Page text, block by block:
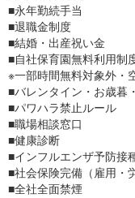
■永年勤続手当
■退職金制度
■結婚・出産祝い金
■自社保育園無料利用制
※一部時間無料対象外・
■バレンタイン・お歳暮
■パワハラ禁止ルール
■職場相談窓口
■健康診断
■インフルエンザ予防接
■社会保険完備（雇用・
■全社全面禁煙